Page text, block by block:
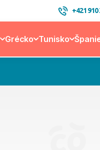
+421 910
Grécko Tunisko